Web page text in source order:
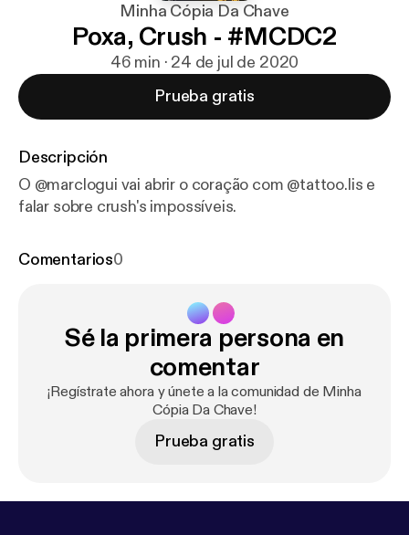
Minha Cópia Da Chave
Poxa, Crush - #MCDC2
46 min · 24 de jul de 2020
Prueba gratis
Descripción
O @marclogui vai abrir o coração com @tattoo.lis e
falar sobre crush's impossíveis.
Comentarios0
Sé la primera persona en
comentar
¡Regístrate ahora y únete a la comunidad de Minha
Cópia Da Chave!
Prueba gratis